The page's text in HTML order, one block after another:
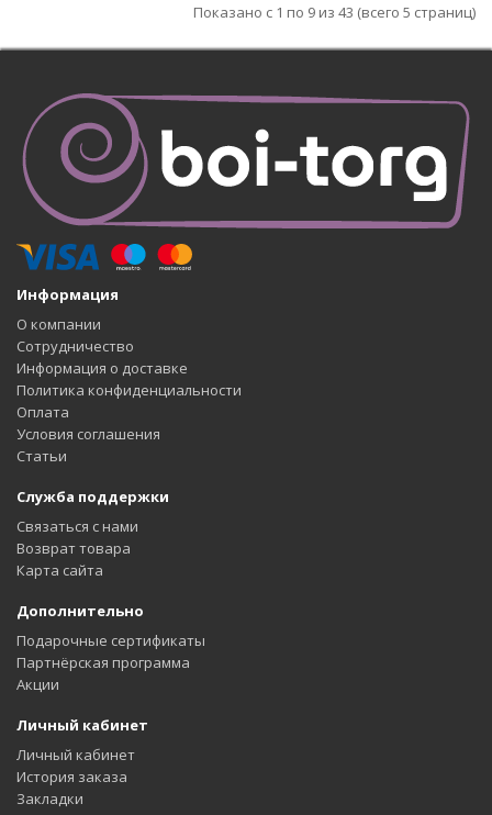
Показано с 1 по 9 из 43 (всего 5 страниц)
Информация
О компании
Сотрудничество
Информация о доставке
Политика конфиденциальности
Оплата
Условия соглашения
Статьи
Служба поддержки
Связаться с нами
Возврат товара
Карта сайта
Дополнительно
Подарочные сертификаты
Партнёрская программа
Акции
Личный кабинет
Личный кабинет
История заказа
Закладки